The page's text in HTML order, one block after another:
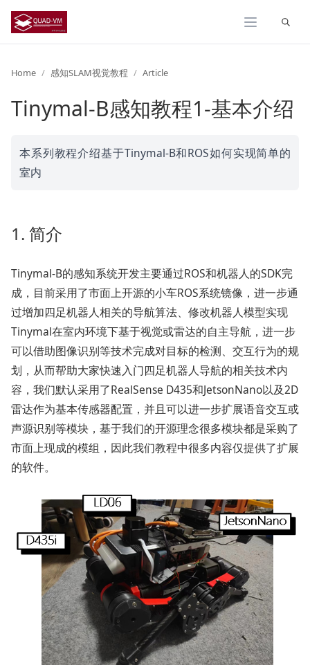
Expand
Home 感知SLAM视觉教程 Article
Tinymal-B感知教程1-基本介绍
本系列教程介绍基于Tinymal-B和ROS如何实现简单的
室内
1. 简介
Tinymal-B的感知系统开发主要通过ROS和机器人的SDK完
成，目前采用了市面上开源的小车ROS系统镜像，进一步通
过增加四足机器人相关的导航算法、修改机器人模型实现
Tinymal在室内环境下基于视觉或雷达的自主导航，进一步
可以借助图像识别等技术完成对目标的检测、交互行为的规
划，从而帮助大家快速入门四足机器人导航的相关技术内
容，我们默认采用了RealSense D435和JetsonNano以及2D
雷达作为基本传感器配置，并且可以进一步扩展语音交互或
声源识别等模块，基于我们的开源理念很多模块都是采购了
市面上现成的模组，因此我们教程中很多内容仅提供了扩展
的软件。